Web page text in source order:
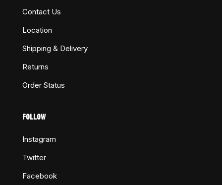
Contact Us
Location
Shipping & Delivery
Returns
Order Status
FOLLOW
Instagram
Twitter
Facebook